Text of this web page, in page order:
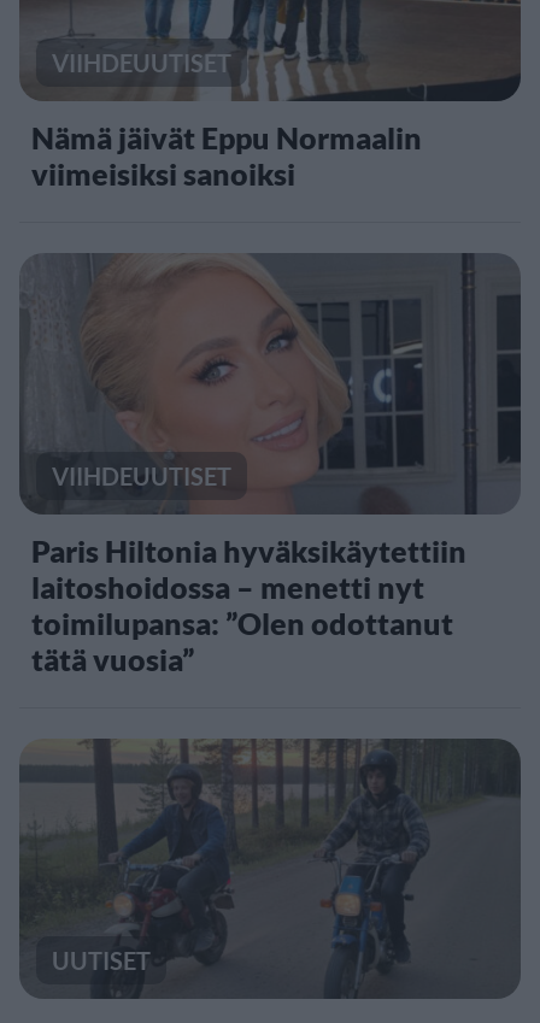
VIIHDEUUTISET
Nämä jäivät Eppu Normaalin
viimeisiksi sanoiksi
VIIHDEUUTISET
Paris Hiltonia hyväksikäytettiin
laitoshoidossa – menetti nyt
toimilupansa: ”Olen odottanut
tätä vuosia”
UUTISET